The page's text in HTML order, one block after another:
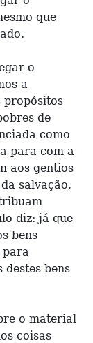
que
o
a
propósitos
de
como
para com a
aos gentios
salvação,
diz: já que
bens
para
bens
o material
coisas